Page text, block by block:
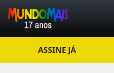
ASSINE JÁ